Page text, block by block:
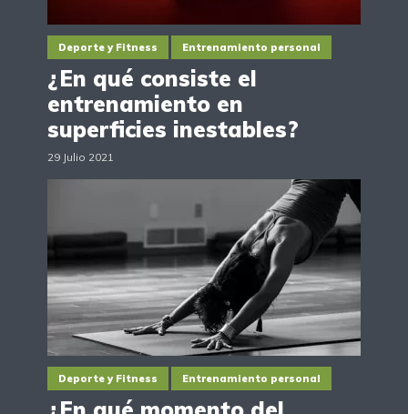
Deporte y Fitness Entrenamiento personal
¿En qué consiste el
entrenamiento en
superficies inestables?
29 Julio 2021
Deporte y Fitness Entrenamiento personal